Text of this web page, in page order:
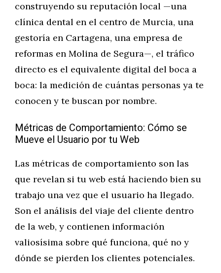
construyendo su reputación local —una
clínica dental en el centro de Murcia, una
gestoría en Cartagena, una empresa de
reformas en Molina de Segura—, el tráfico
directo es el equivalente digital del boca a
boca: la medición de cuántas personas ya te
conocen y te buscan por nombre.
Métricas de Comportamiento: Cómo se
Mueve el Usuario por tu Web
Las métricas de comportamiento son las
que revelan si tu web está haciendo bien su
trabajo una vez que el usuario ha llegado.
Son el análisis del viaje del cliente dentro
de la web, y contienen información
valiosísima sobre qué funciona, qué no y
dónde se pierden los clientes potenciales.